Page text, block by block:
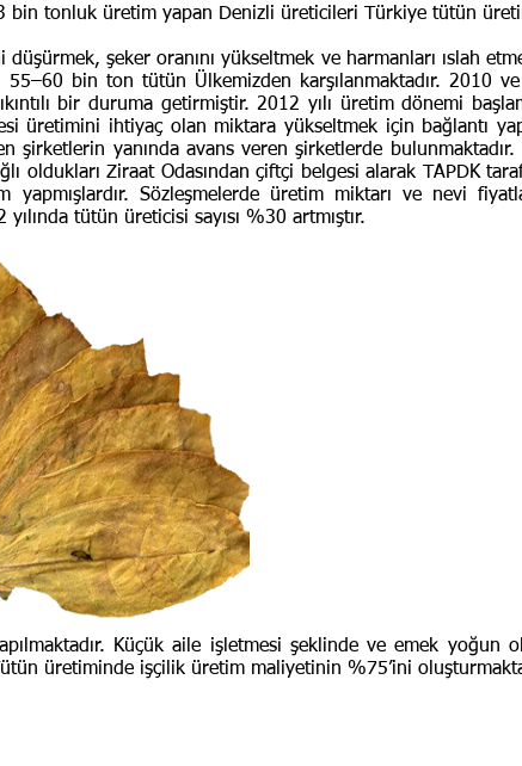
bin tonluk üretim yapan Denizli üreticileri Türkiye tütün
şeker oranını yükseltmek ve harmanları ıslah
bin ton tütün Ülkemizden karşılanmaktadır. 2010
bir duruma getirmiştir. 2012 yılı üretim dönemi
üretimini ihtiyaç olan miktara yükseltmek için bağlantı
şirketlerin yanında avans veren şirketlerde bulunmaktadır.
oldukları Ziraat Odasından çiftçi belgesi alarak TAPDK
Sözleşmelerde üretim miktarı ve nevi
tütün üreticisi sayısı %30 artmıştır.
Küçük aile işletmesi şeklinde ve emek yoğun
üretiminde işçilik üretim maliyetinin %75’ini